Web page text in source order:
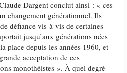
Dargent conclut ainsi : « ces
changement générationnel. Ils
défiance vis-à-vis de certaines
jusqu’aux générations nées
place depuis les années 1960, et
acceptation de ces
monothéistes ». À quel degré